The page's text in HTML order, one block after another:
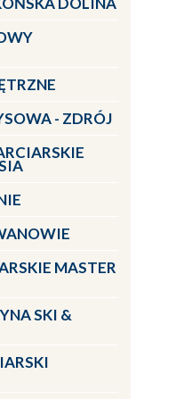
- ZDRÓJ
MASTER
SKI &